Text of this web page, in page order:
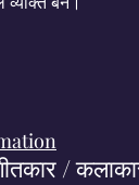
/